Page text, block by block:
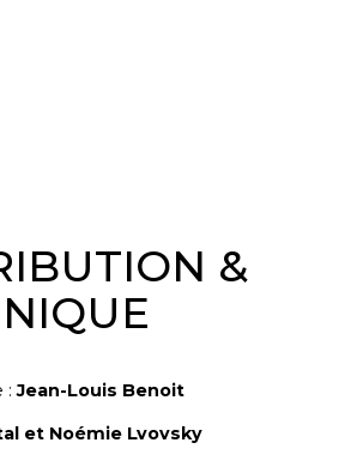
&
:Jean-Louis Benoit
et Noémie Lvovsky